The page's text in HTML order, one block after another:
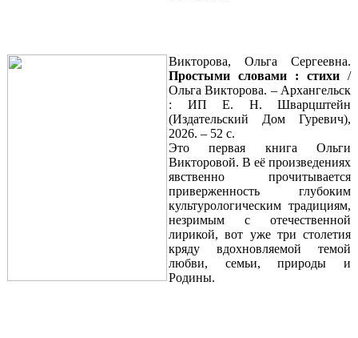
Викторова, Ольга Сергеевна.
Простыми словами : стихи /
Ольга Викторова. – Архангельск
: ИП Е. Н. Шварцштейн
(Издательский Дом Гуревич),
2026. – 52 с.
Это первая книга Ольги
Викторовой. В её произведениях
явственно прочитывается
приверженность глубоким
культурологическим традициям,
незримым с отечественной
лирикой, вот уже три столетия
кряду вдохновляемой темой
любви, семьи, природы и
Родины.